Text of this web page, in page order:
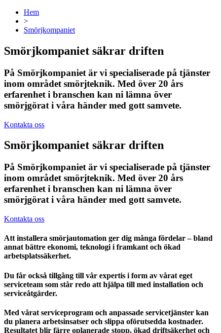
Hem
>
Smörjkompaniet
Smörjkompaniet säkrar driften
På Smörjkompaniet är vi specialiserade på tjänster
inom området smörjteknik. Med över 20 års
erfarenhet i branschen kan ni lämna över
smörjgörat i våra händer med gott samvete.
Kontakta oss
Smörjkompaniet säkrar driften
På Smörjkompaniet är vi specialiserade på tjänster
inom området smörjteknik. Med över 20 års
erfarenhet i branschen kan ni lämna över
smörjgörat i våra händer med gott samvete.
Kontakta oss
Att installera smörjautomation ger dig många fördelar – bland
annat bättre ekonomi, teknologi i framkant och ökad
arbetsplatssäkerhet.
Du får också tillgång till vår expertis i form av vårat eget
serviceteam som står redo att hjälpa till med installation och
serviceåtgärder.
Med vårat serviceprogram och anpassade servicetjänster kan
du planera arbetsinsatser och slippa oförutsedda kostnader.
Resultatet blir färre oplanerade stopp, ökad driftsäkerhet och